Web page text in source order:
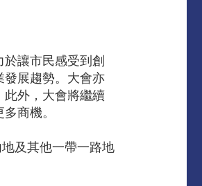
於讓市民感受到創
展趨勢。大會亦
外，大會將繼續
商機。
及其他一帶一路地